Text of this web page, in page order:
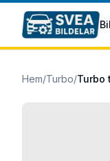
Hoppa till
Hem/Turbo/